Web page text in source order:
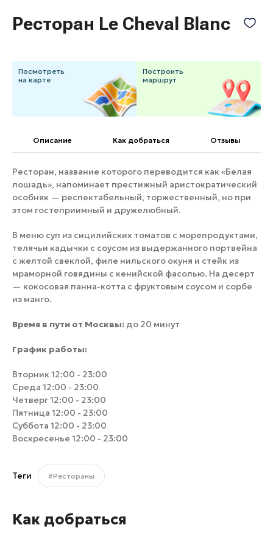
Горнолыжные клубы
Спецпроекты
Федоскинская фабрика
Пикник в Подмосковье
Особо охраняемые
природные территории
Ресторан Le Cheval Blanc
Посмотреть
на карте
Построить
маршрут
Описание Как добраться Отзывы
Ресторан, название которого переводится как «Белая
лошадь», напоминает престижный аристократический
особняк — респектабельный, торжественный, но при
этом гостеприимный и дружелюбный.
В меню суп из сицилийских томатов с морепродуктами,
телячьи кадычки с соусом из выдержанного портвейна
с желтой свеклой, филе нильского окуня и стейк из
мраморной говядины с кенийской фасолью. На десерт
— кокосовая панна-котта с фруктовым соусом и сорбе
из манго.
Время в пути от Москвы: до 20 минут
График работы:
Вторник 12:00 - 23:00
Среда 12:00 - 23:00
Четверг 12:00 - 23:00
Пятница 12:00 - 23:00
Суббота 12:00 - 23:00
Воскресенье 12:00 - 23:00
Теги #Рестораны
Как добраться